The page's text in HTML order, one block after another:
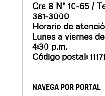
Cra 8 N° 10-65 /
381-3000
Horario de
Lunes a viernes
4:30 p.m.
Código postal:
NAVEGA POR PORTAL